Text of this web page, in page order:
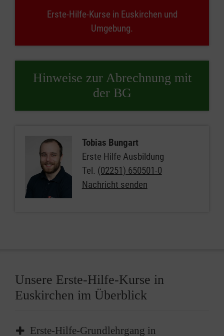
Erste-Hilfe-Kurse in Euskirchen und
Umgebung.
Hinweise zur Abrechnung mit
der BG
Tobias Bungart
Erste Hilfe Ausbildung
Tel. (02251) 650501-0
Nachricht senden
Unsere Erste-Hilfe-Kurse in
Euskirchen im Überblick
Erste-Hilfe-Grundlehrgang in